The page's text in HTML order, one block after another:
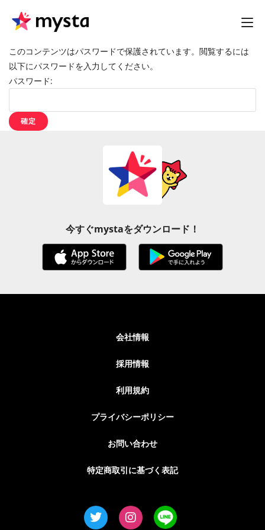
このコンテンツはパスワードで保護されています。閲覧するには
以下にパスワードを入力してください。
パスワード:
今すぐmystaをダウンロード！
会社情報
採用情報
利用規約
プライバシーポリシー
お問い合わせ
特定商取引に基づく表記